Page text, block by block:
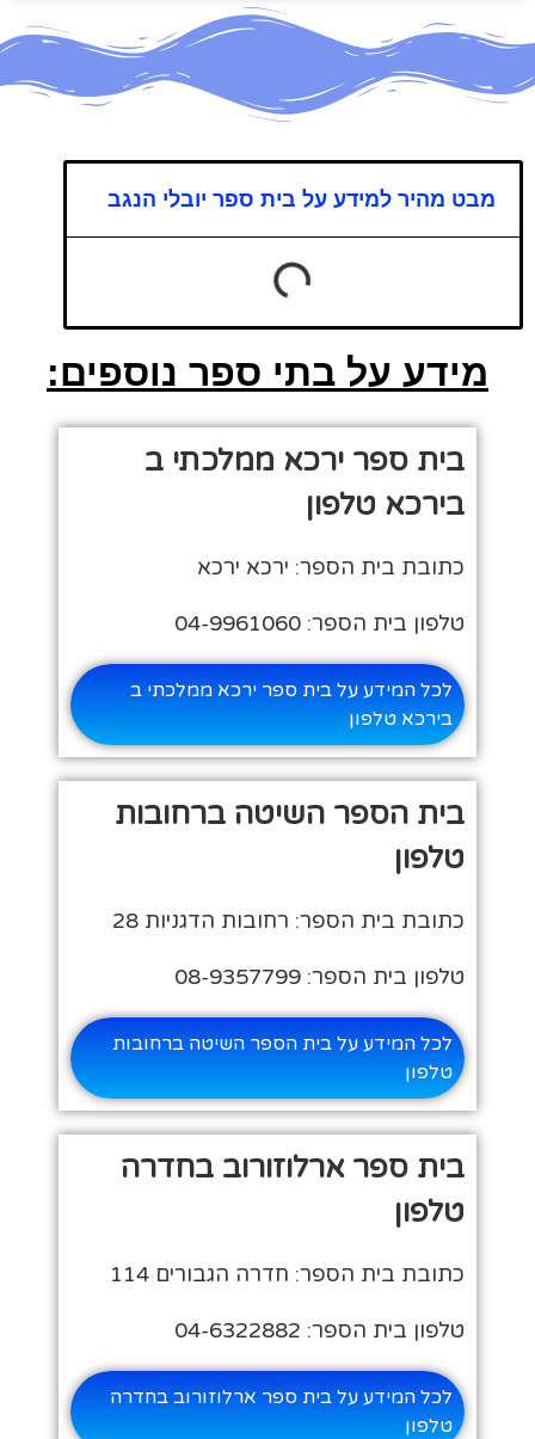
מבט מהיר למידע על בית ספר יובלי הנגב
מידע על בתי ספר נוספים:
בית ספר ירכא ממלכתי ב
בירכא טלפון
כתובת בית הספר: ירכא ירכא
טלפון בית הספר: 04-9961060
לכל המידע על בית ספר ירכא ממלכתי ב
בירכא טלפון
בית הספר השיטה ברחובות
טלפון
כתובת בית הספר: רחובות הדגניות 28
טלפון בית הספר: 08-9357799
לכל המידע על בית הספר השיטה ברחובות
טלפון
בית ספר ארלוזורוב בחדרה
טלפון
כתובת בית הספר: חדרה הגבורים 114
טלפון בית הספר: 04-6322882
לכל המידע על בית ספר ארלוזורוב בחדרה
טלפון